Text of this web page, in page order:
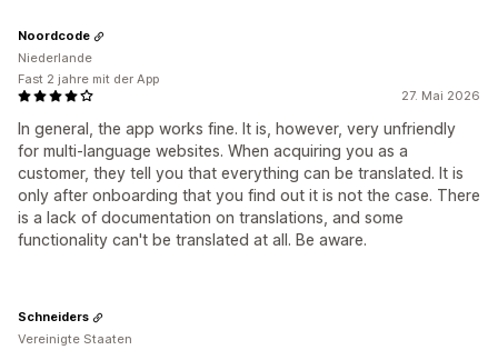
27. Mai 2026
In general, the app works fine. It is, however, very unfriendly
for multi-language websites. When acquiring you as a
customer, they tell you that everything can be translated. It is
only after onboarding that you find out it is not the case. There
is a lack of documentation on translations, and some
functionality can't be translated at all. Be aware.
Noordcode
Niederlande
Fast 2 jahre mit der App
Schneiders
Vereinigte Staaten